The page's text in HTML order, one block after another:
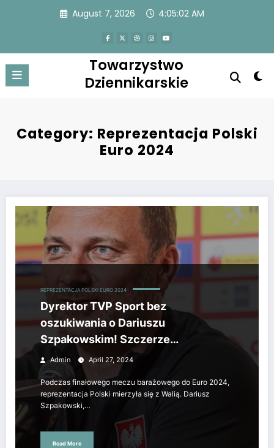
August 7, 2026 4:05:03 AM
Towarzystwo
Dziennikarskie
Category: Reprezentacja Polski
Euro 2024
Dyrektor TVP Sport bez oszukiwania o Dariuszu Szpakowskim!
REPREZENTACJA POLSKI EURO 2024
Dyrektor TVP Sport bez
oszukiwania o Dariuszu
Szpakowskim! Szczerze
podsumował legendarnego
komentatora.
Admin April 27, 2024
Podczas finałowego meczu barażowego do Euro 2024,
reprezentacja Polski mierzyła się z Walią. Dariusz
Szpakowski,…
Read More